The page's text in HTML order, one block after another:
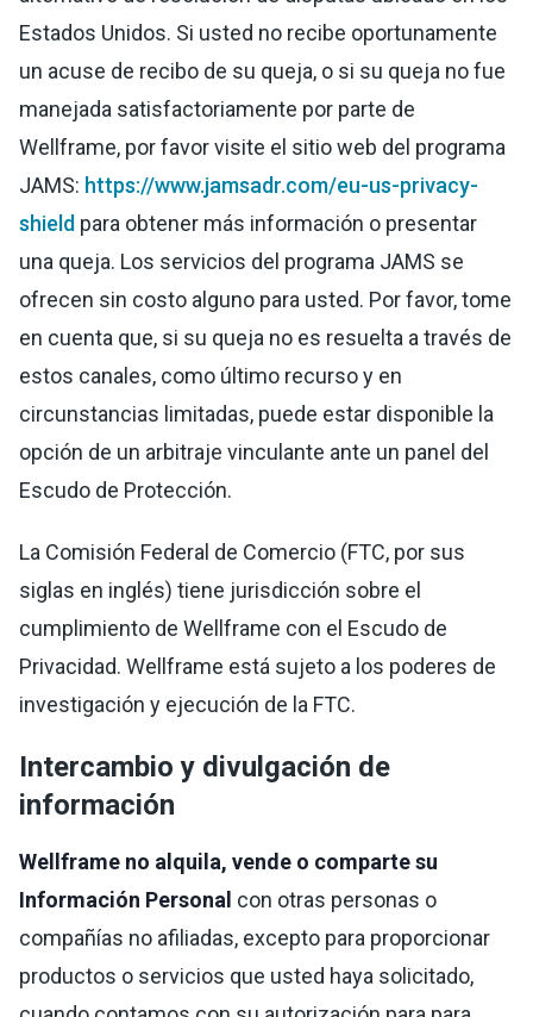
Estados Unidos. Si usted no recibe oportunamente
un acuse de recibo de su queja, o si su queja no fue
manejada satisfactoriamente por parte de
Wellframe, por favor visite el sitio web del programa
JAMS: https://www.jamsadr.com/eu-us-privacy-
shield para obtener más información o presentar
una queja. Los servicios del programa JAMS se
ofrecen sin costo alguno para usted. Por favor, tome
en cuenta que, si su queja no es resuelta a través de
estos canales, como último recurso y en
circunstancias limitadas, puede estar disponible la
opción de un arbitraje vinculante ante un panel del
Escudo de Protección.
La Comisión Federal de Comercio (FTC, por sus
siglas en inglés) tiene jurisdicción sobre el
cumplimiento de Wellframe con el Escudo de
Privacidad. Wellframe está sujeto a los poderes de
investigación y ejecución de la FTC.
Intercambio y divulgación de
información
Wellframe no alquila, vende o comparte su
Información Personal con otras personas o
compañías no afiliadas, excepto para proporcionar
productos o servicios que usted haya solicitado,